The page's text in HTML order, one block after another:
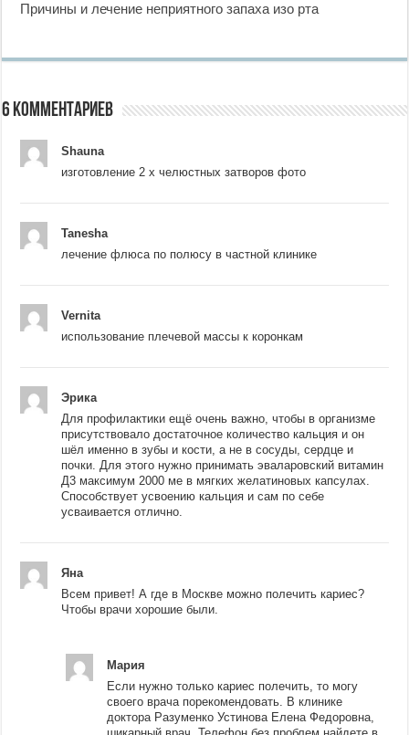
Причины и лечение неприятного запаха изо рта
6 комментариев
Shauna
изготовление 2 х челюстных затворов фото
Tanesha
лечение флюса по полюсу в частной клинике
Vernita
использование плечевой массы к коронкам
Эрика
Для профилактики ещё очень важно, чтобы в организме
присутствовало достаточное количество кальция и он
шёл именно в зубы и кости, а не в сосуды, сердце и
почки. Для этого нужно принимать эваларовский витамин
Д3 максимум 2000 ме в мягких желатиновых капсулах.
Способствует усвоению кальция и сам по себе
усваивается отлично.
Яна
Всем привет! А где в Москве можно полечить кариес?
Чтобы врачи хорошие были.
Мария
Если нужно только кариес полечить, то могу
своего врача порекомендовать. В клинике
доктора Разуменко Устинова Елена Федоровна,